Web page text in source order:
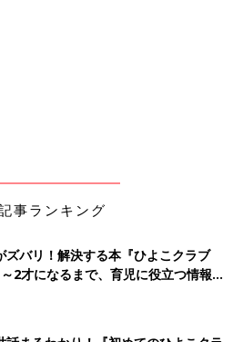
事ランキング
ズバリ！解決する本『ひよこクラブ
2才になるまで、育児に役立つ情報が